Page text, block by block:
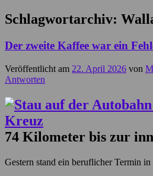
Schlagwortarchiv:
Der zweite Kaffee war ein
Veröffentlicht am 22. April 2026 von
Antworten
74 Kilometer bis zur
Gestern stand ein beruflicher Termin in